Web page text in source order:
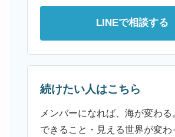
LINEで相談する
続けたい人はこちら
メンバーになれば、海が変わる
できること・見える世界が変わ